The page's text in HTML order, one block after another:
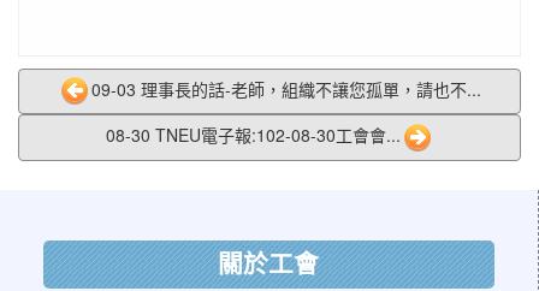
09-03 理事長的話-老師，組織不讓您孤單，請也不...
08-30 TNEU電子報:102-08-30工會會...
關於工會